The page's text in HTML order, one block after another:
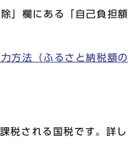
」欄にある「自己負担
方法（ふるさと納税額
される国税です。詳